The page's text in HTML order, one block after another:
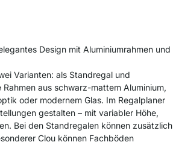
Design mit Aluminiumrahmen und
Varianten: als Standregal und
aus schwarz-mattem Aluminium,
oder modernem Glas. Im Regalplaner
gestalten – mit variabler Höhe,
Bei den Standregalen können zusätzlich
Clou können Fachböden